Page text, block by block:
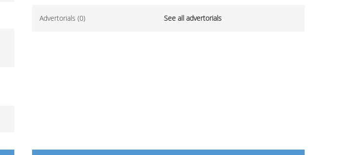
Advertorials (0) See all advertorials